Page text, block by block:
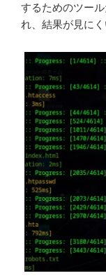
するためのツー
れ、結果が見にく